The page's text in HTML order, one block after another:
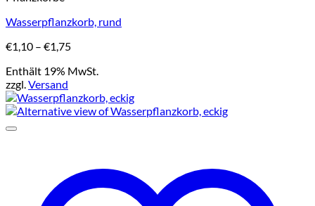
mehrere
auf.
Die
Optionen
können
auf
der
Produktseite
Wasserpflanzkorb, rund
€1,10 – €1,75Preisspanne:
bis
Enthält 19% MwSt.
zzgl.Versand